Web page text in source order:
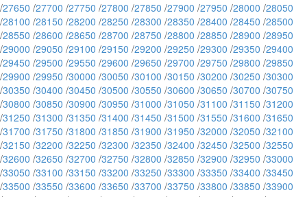
/27650 /27700 /27750 /27800 /27850 /27900 /27950 /28000 /28050
/28100 /28150 /28200 /28250 /28300 /28350 /28400 /28450 /28500
/28550 /28600 /28650 /28700 /28750 /28800 /28850 /28900 /28950
/29000 /29050 /29100 /29150 /29200 /29250 /29300 /29350 /29400
/29450 /29500 /29550 /29600 /29650 /29700 /29750 /29800 /29850
/29900 /29950 /30000 /30050 /30100 /30150 /30200 /30250 /30300
/30350 /30400 /30450 /30500 /30550 /30600 /30650 /30700 /30750
/30800 /30850 /30900 /30950 /31000 /31050 /31100 /31150 /31200
/31250 /31300 /31350 /31400 /31450 /31500 /31550 /31600 /31650
/31700 /31750 /31800 /31850 /31900 /31950 /32000 /32050 /32100
/32150 /32200 /32250 /32300 /32350 /32400 /32450 /32500 /32550
/32600 /32650 /32700 /32750 /32800 /32850 /32900 /32950 /33000
/33050 /33100 /33150 /33200 /33250 /33300 /33350 /33400 /33450
/33500 /33550 /33600 /33650 /33700 /33750 /33800 /33850 /33900